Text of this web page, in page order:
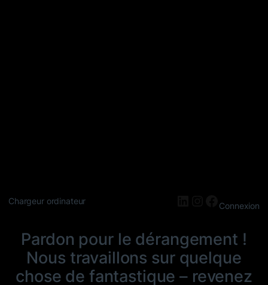
Chargeur ordinateur LinkedIn
Instagram
Connexion
Pardon pour le dérangement !
Nous travaillons sur quelque
chose de fantastique – revenez